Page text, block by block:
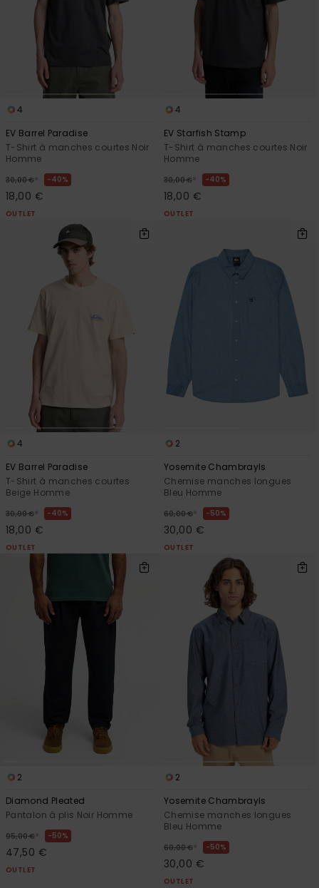
4
EV Barrel Paradise
T-Shirt à manches courtes Noir
Homme
30,00 € * 40%
18,00 €
OUTLET
4
EV Starfish Stamp
T-Shirt à manches courtes Noir
Homme
30,00 € * 40%
18,00 €
OUTLET
4
EV Barrel Paradise
T-Shirt à manches courtes
Beige Homme
30,00 € * 40%
18,00 €
OUTLET
2
Yosemite Chambrayls
Chemise manches longues
Bleu Homme
60,00 € * 50%
30,00 €
OUTLET
2
Diamond Pleated
Pantalon à plis Noir Homme
95,00 € * 50%
47,50 €
OUTLET
2
Yosemite Chambrayls
Chemise manches longues
Bleu Homme
60,00 € * 50%
30,00 €
OUTLET